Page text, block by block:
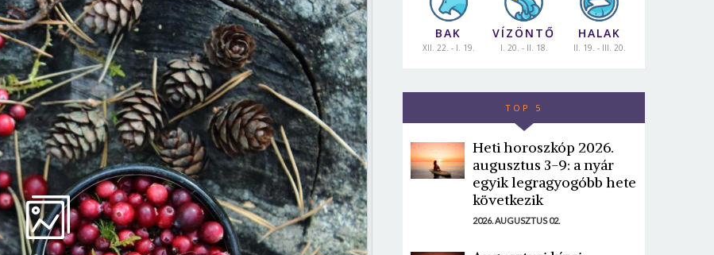
BAK
XII. 22. - I. 19.
VÍZÖNTŐ
I. 20. - II. 18.
HALAK
II. 19. - III. 20.
TOP 5
Heti horoszkóp 2026.
augusztus 3-9: a nyár
egyik legragyogóbb hete
következik
2026. AUGUSZTUS 02.